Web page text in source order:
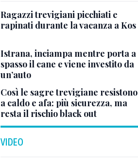
Ragazzi trevigiani picchiati e
rapinati durante la vacanza a Kos
Istrana, inciampa mentre porta a
spasso il cane e viene investito da
un’auto
Così le sagre trevigiane resistono
a caldo e afa: più sicurezza, ma
resta il rischio black out
VIDEO